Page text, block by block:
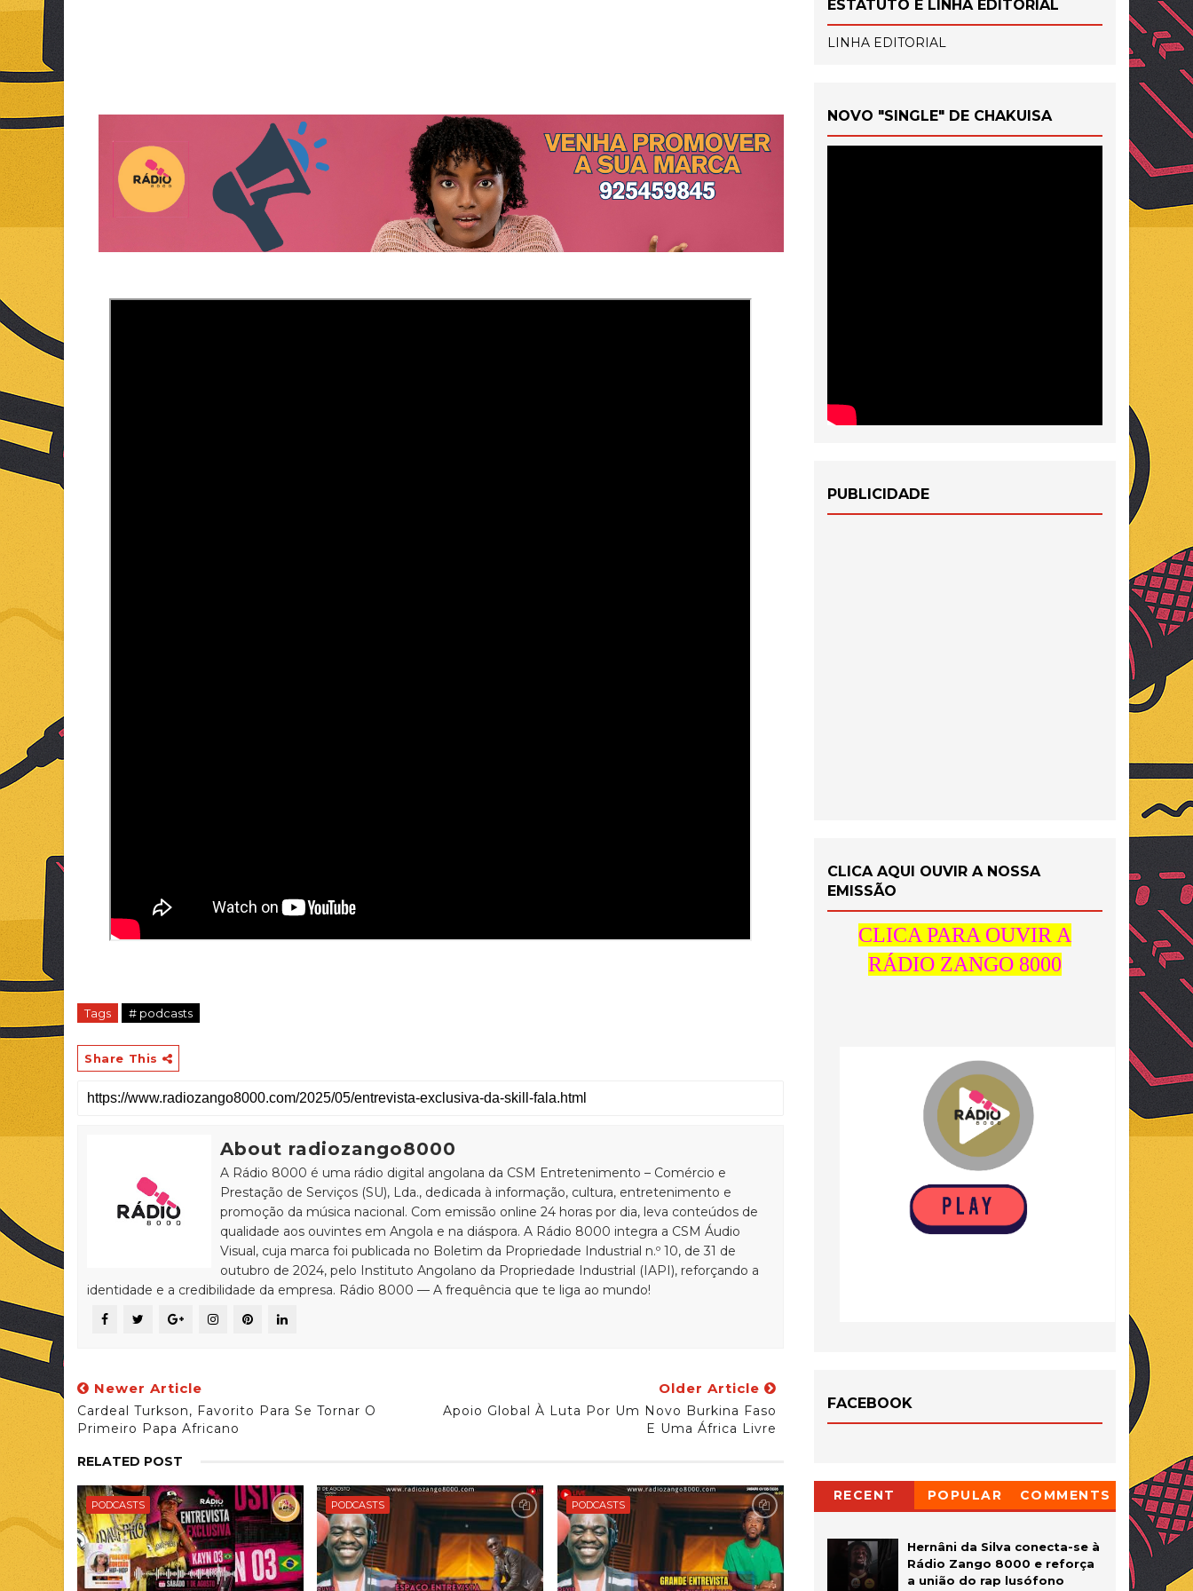
Tags # podcasts
Share This
About radiozango8000
A Rádio 8000 é uma rádio digital angolana da CSM Entretenimento – Comércio e
Prestação de Serviços (SU), Lda., dedicada à informação, cultura, entretenimento e
promoção da música nacional. Com emissão online 24 horas por dia, leva conteúdos de
qualidade aos ouvintes em Angola e na diáspora. A Rádio 8000 integra a CSM Áudio
Visual, cuja marca foi publicada no Boletim da Propriedade Industrial n.º 10, de 31 de
outubro de 2024, pelo Instituto Angolano da Propriedade Industrial (IAPI), reforçando a
identidade e a credibilidade da empresa. Rádio 8000 — A frequência que te liga ao mundo!
Newer Article
Cardeal Turkson, Favorito Para Se Tornar O
Primeiro Papa Africano
Older Article
Apoio Global À Luta Por Um Novo Burkina Faso
E Uma África Livre
RELATED POST
PODCASTS PODCASTS PODCASTS
ESTATUTO E LINHA EDITORIAL
LINHA EDITORIAL
NOVO "SINGLE" DE CHAKUISA
PUBLICIDADE
CLICA AQUI OUVIR A NOSSA
EMISSÃO
CLICA PARA OUVIR A
RÁDIO ZANGO 8000
FACEBOOK
RECENT POPULAR COMMENTS
Hernâni da Silva conecta-se à
Rádio Zango 8000 e reforça
a união do rap lusófono